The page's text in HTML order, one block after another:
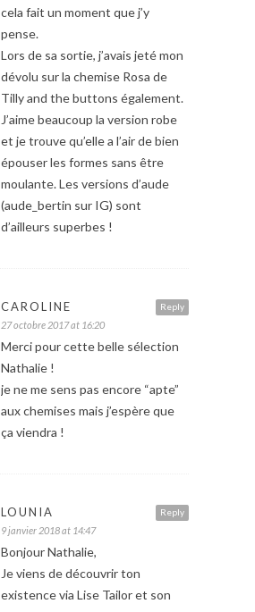
cela fait un moment que j’y
pense.
Lors de sa sortie, j’avais jeté mon
dévolu sur la chemise Rosa de
Tilly and the buttons également.
J’aime beaucoup la version robe
et je trouve qu’elle a l’air de bien
épouser les formes sans être
moulante. Les versions d’aude
(aude_bertin sur IG) sont
d’ailleurs superbes !
Reply
CAROLINE
27 octobre 2017 at 16:20
Merci pour cette belle sélection
Nathalie !
je ne me sens pas encore “apte”
aux chemises mais j’espère que
ça viendra !
Reply
LOUNIA
9 janvier 2018 at 14:47
Bonjour Nathalie,
Je viens de découvrir ton
existence via Lise Tailor et son